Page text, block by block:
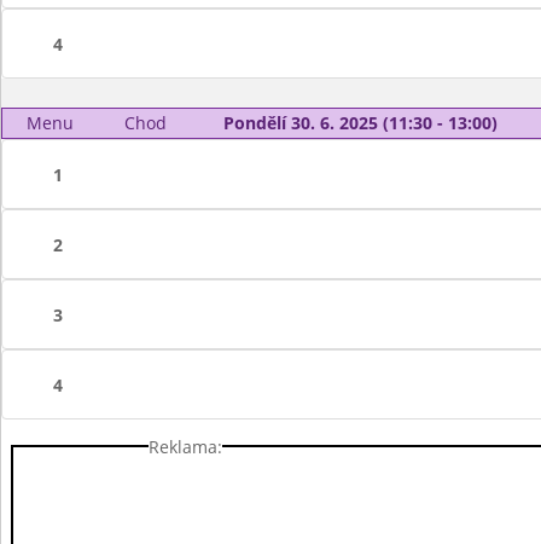
4
Menu Chod Pondělí 30. 6. 2025 (11:30 - 13:00)
1
2
3
4
Reklama: